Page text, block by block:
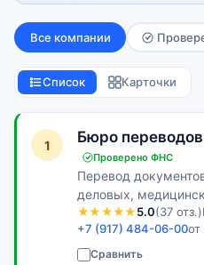
Все компании
Список Карточки
1 Бюро
Проверено ФНС
Перевод
деловых,
судебных,
юридических и др.
★★★★★5.0(37 отз.)
+7 (917) 484-06-00от
Сравнить